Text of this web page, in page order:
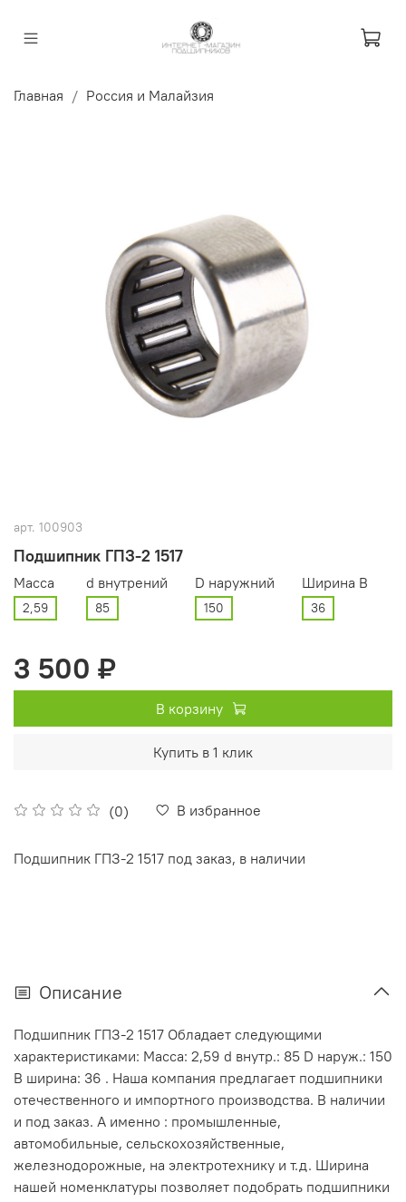
Главная Россия и Малайзия
арт. 100903
Подшипник ГПЗ-2 1517
(0) В избранное
Масса
2,59
d внутрений
85
D наружний
150
Ширина В
36
3 500 ₽
В корзину
Купить в 1 клик
Подшипник ГПЗ-2 1517 под заказ, в наличии
Описание
Подшипник ГПЗ-2 1517 Обладает следующими
характеристиками: Масса: 2,59 d внутр.: 85 D наруж.: 150
В ширина: 36 . Наша компания предлагает подшипники
отечественного и импортного производства. В наличии
и под заказ. А именно : промышленные,
автомобильные, сельскохозяйственные,
железнодорожные, на электротехнику и т.д. Ширина
нашей номенклатуры позволяет подобрать подшипники